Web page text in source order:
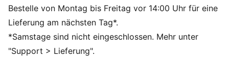
Recyclingmaterial von Textilabfällen und anderen
gebrauchten Materialien hergestellt
DETAILS
Passform: Regulär
Ausschnitt: Kragen
Bestelle von Montag bis Freitag vor 14:00 Uhr für eine
Lieferung am nächsten Tag*.
*Samstage sind nicht eingeschlossen. Mehr unter
"Support > Lieferung".